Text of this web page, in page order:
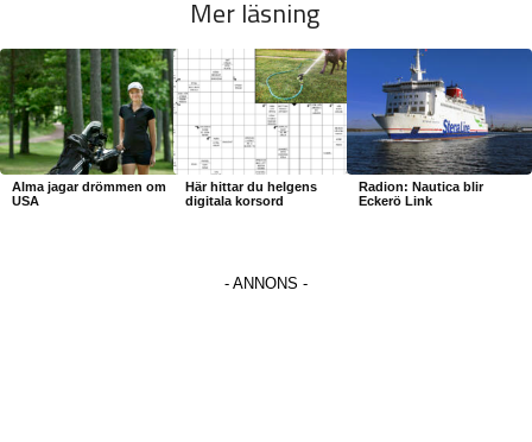
Mer läsning
Alma jagar drömmen om
USA
Här hittar du helgens
digitala korsord
Radion: Nautica blir
Eckerö Link